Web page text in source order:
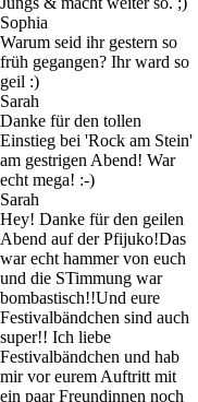
Sophia
Warum seid ihr gestern so
früh gegangen? Ihr ward so
geil :)
Sarah
Danke für den tollen
Einstieg bei 'Rock am Stein'
am gestrigen Abend! War
echt mega! :-)
Sarah
Hey! Danke für den geilen
Abend auf der Pfijuko!Das
war echt hammer von euch
und die STimmung war
bombastisch!!Und eure
Festivalbändchen sind auch
super!! Ich liebe
Festivalbändchen und hab
mir vor eurem Auftritt mit
ein paar Freundinnen noch